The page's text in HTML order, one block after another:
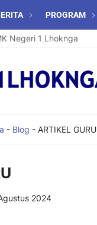
PROGRAM
1 Lhoknga
- Blog - ARTIKEL GURU
2024